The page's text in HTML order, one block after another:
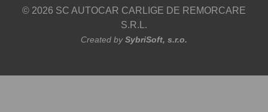
© 2026 SC AUTOCAR CARLIGE DE REMORCARE
S.R.L.
Created bySybriSoft, s.r.o.